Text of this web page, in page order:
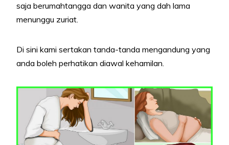
saja berumahtangga dan wanita yang dah lama
menunggu zuriat.
Di sini kami sertakan tanda-tanda mengandung yang
anda boleh perhatikan diawal kehamilan.